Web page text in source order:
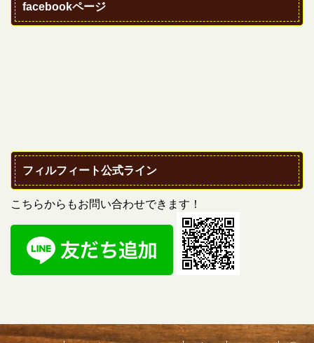
facebookページ
フィルフィート公式ライン
こちらからもお問い合わせできます！